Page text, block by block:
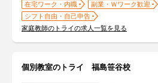
在宅ワーク・内職
副業・Ｗワーク歓迎
シフト自由・自己申告
家庭教師のトライの求人一覧を見る
個別教室のトライ 福島笹谷校